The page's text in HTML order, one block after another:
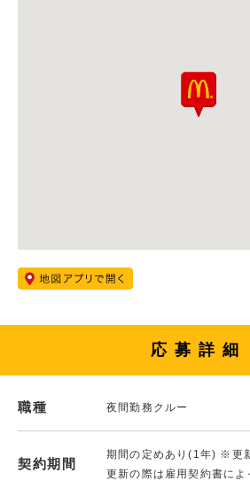
応募詳細
職種 夜間勤務クルー
契約期間
期間の定めあり(1年) ※更
更新の際は雇用契約書によ